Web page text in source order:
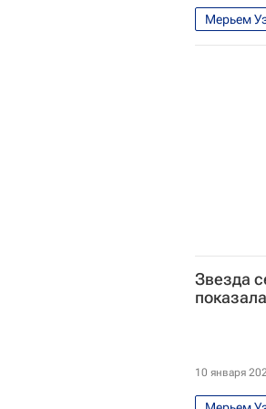
Мерьем
Стиль
Звезда
10 января